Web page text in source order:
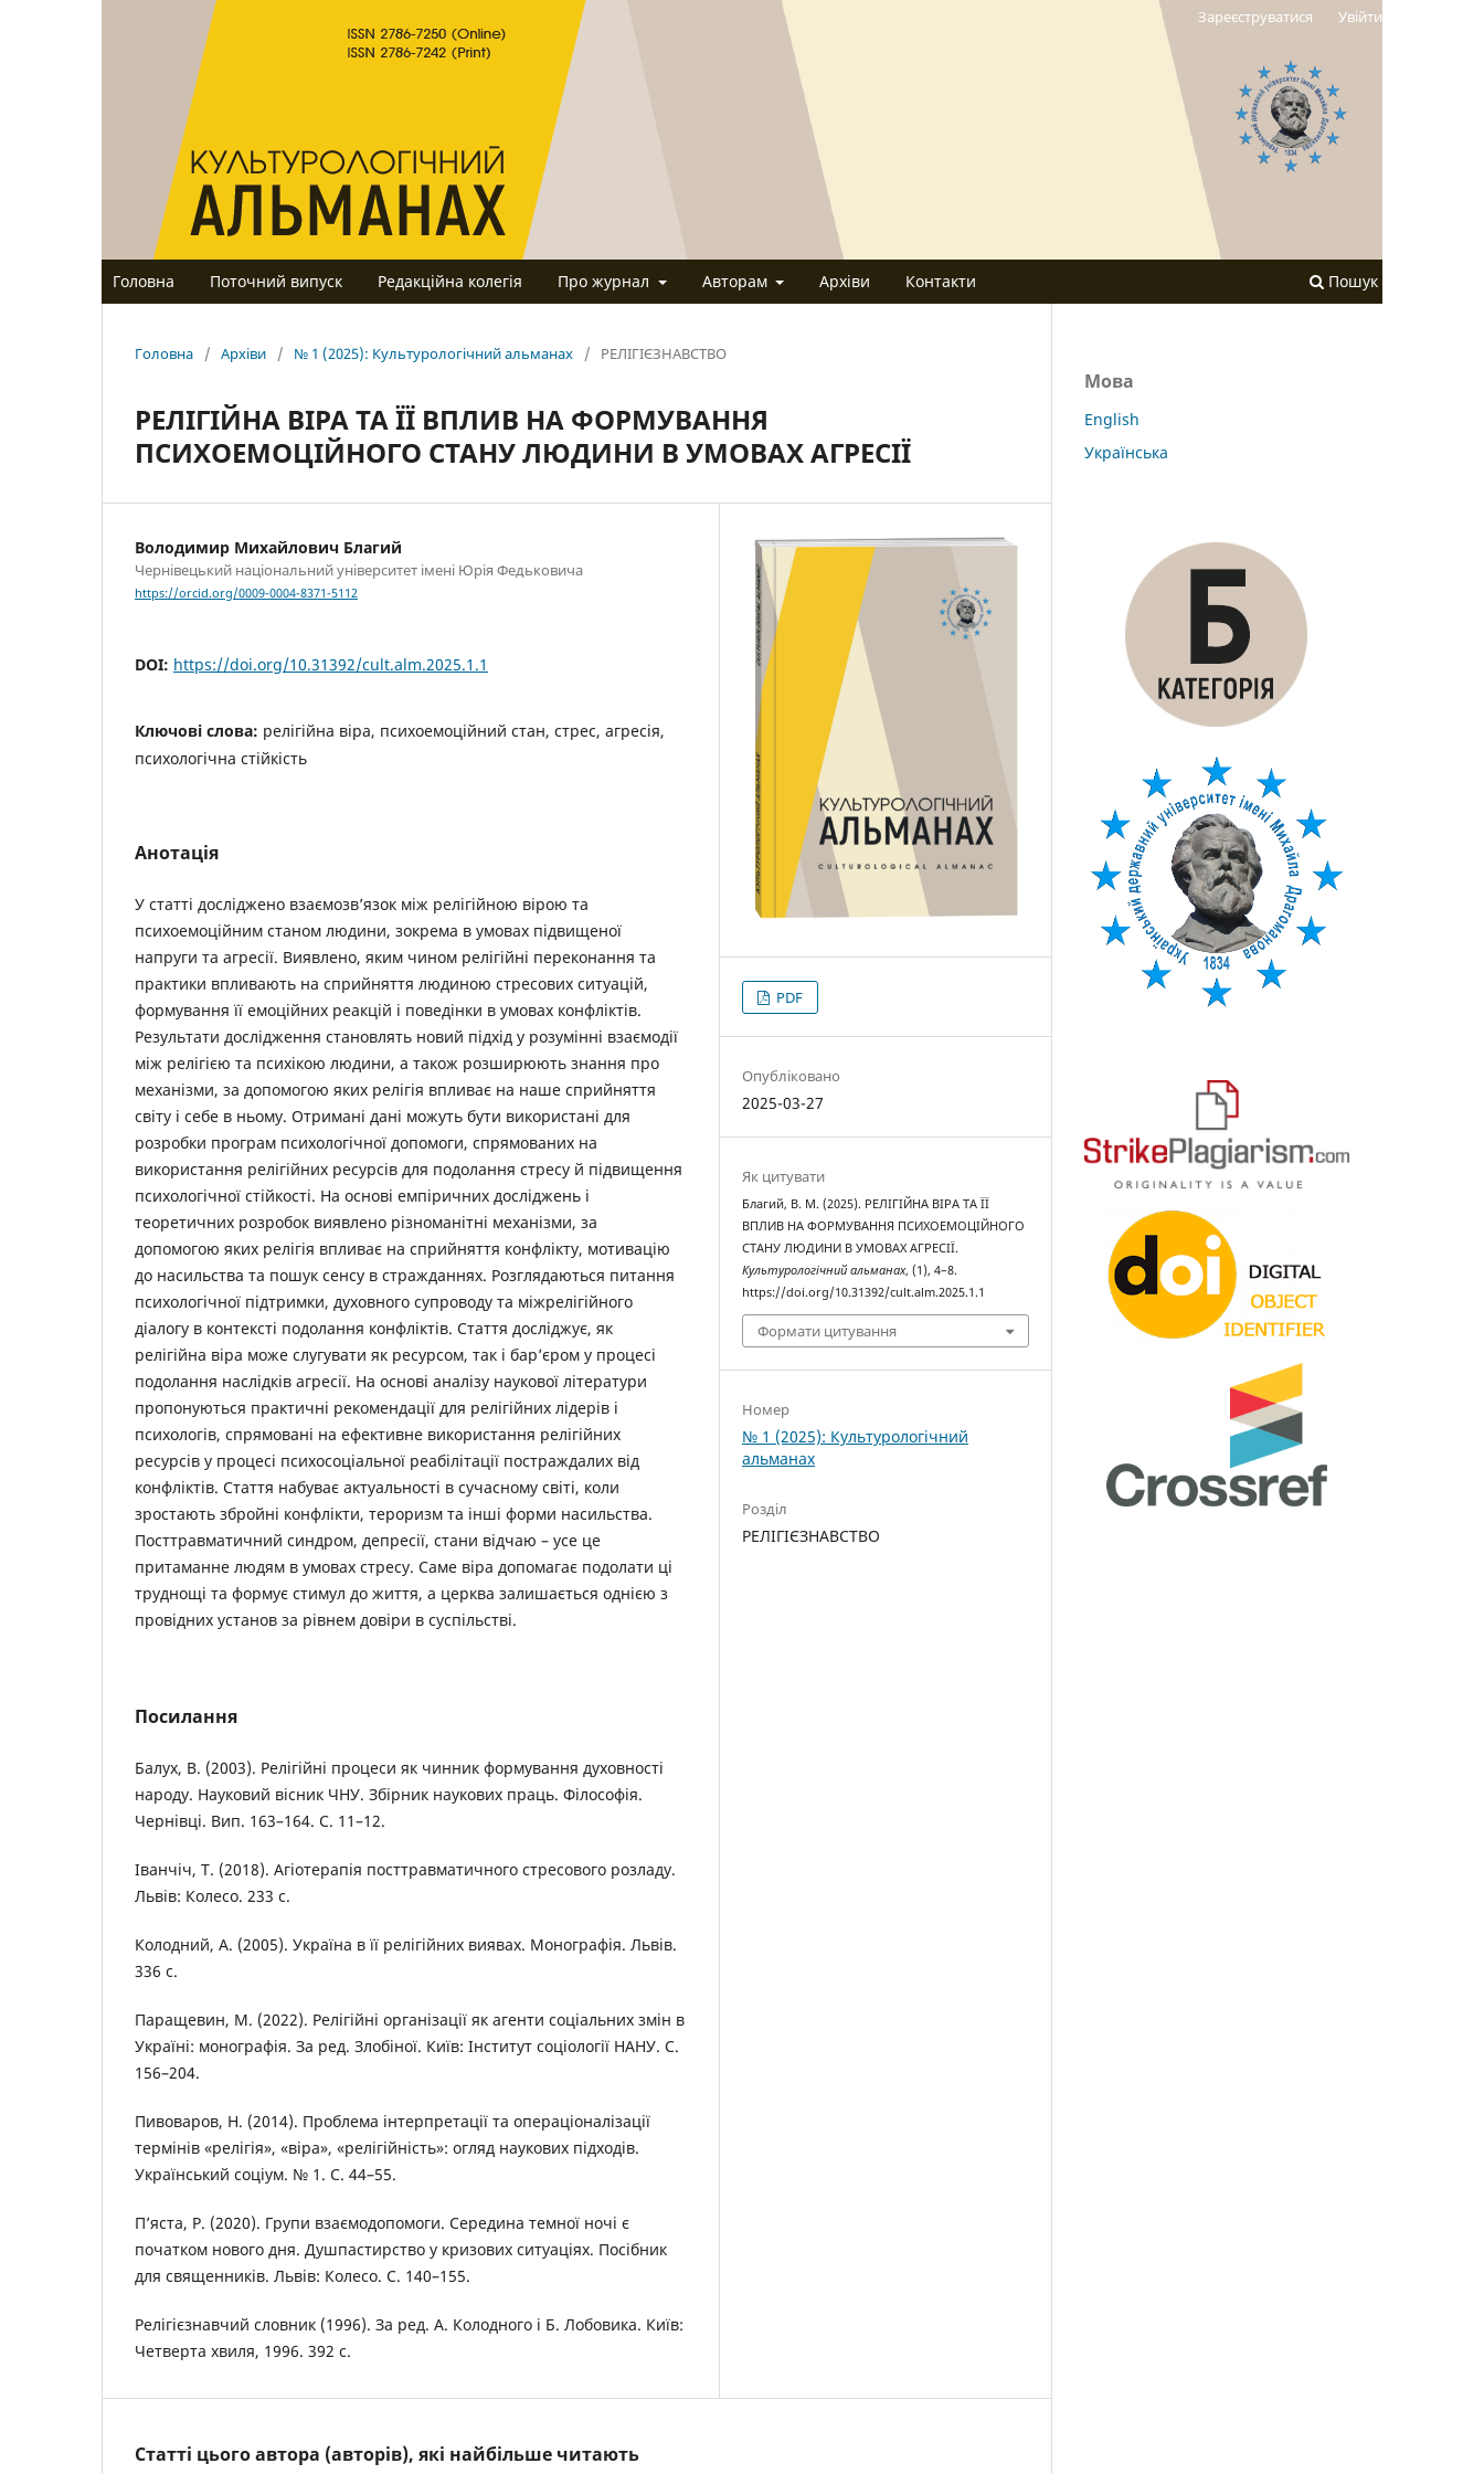
Головна Поточний випуск Редакційна колегія Про журнал Авторам Архіви Контакти Пошук
Зареєструватися Увійти
Головна / Архіви / № 1 (2025): Культурологічний альманах / РЕЛІГІЄЗНАВСТВО
РЕЛІГІЙНА ВІРА ТА ЇЇ ВПЛИВ НА ФОРМУВАННЯ
ПСИХОЕМОЦІЙНОГО СТАНУ ЛЮДИНИ В УМОВАХ АГРЕСІЇ
Володимир Михайлович Благий
Чернівецький національний університет імені Юрія Федьковича
https://orcid.org/0009-0004-8371-5112
DOI: https://doi.org/10.31392/cult.alm.2025.1.1
Ключові слова: релігійна віра, психоемоційний стан, стрес, агресія,
психологічна стійкість
Анотація
У статті досліджено взаємозв’язок між релігійною вірою та
психоемоційним станом людини, зокрема в умовах підвищеної
напруги та агресії. Виявлено, яким чином релігійні переконання та
практики впливають на сприйняття людиною стресових ситуацій,
формування її емоційних реакцій і поведінки в умовах конфліктів.
Результати дослідження становлять новий підхід у розумінні взаємодії
між релігією та психікою людини, а також розширюють знання про
механізми, за допомогою яких релігія впливає на наше сприйняття
світу і себе в ньому. Отримані дані можуть бути використані для
розробки програм психологічної допомоги, спрямованих на
використання релігійних ресурсів для подолання стресу й підвищення
психологічної стійкості. На основі емпіричних досліджень і
теоретичних розробок виявлено різноманітні механізми, за
допомогою яких релігія впливає на сприйняття конфлікту, мотивацію
до насильства та пошук сенсу в стражданнях. Розглядаються питання
психологічної підтримки, духовного супроводу та міжрелігійного
діалогу в контексті подолання конфліктів. Стаття досліджує, як
релігійна віра може слугувати як ресурсом, так і бар’єром у процесі
подолання наслідків агресії. На основі аналізу наукової літератури
пропонуються практичні рекомендації для релігійних лідерів і
психологів, спрямовані на ефективне використання релігійних
ресурсів у процесі психосоціальної реабілітації постраждалих від
конфліктів. Стаття набуває актуальності в сучасному світі, коли
зростають збройні конфлікти, тероризм та інші форми насильства.
Посттравматичний синдром, депресії, стани відчаю – усе це
притаманне людям в умовах стресу. Саме віра допомагає подолати ці
труднощі та формує стимул до життя, а церква залишається однією з
провідних установ за рівнем довіри в суспільстві.
Посилання
Балух, В. (2003). Релігійні процеси як чинник формування духовності
народу. Науковий вісник ЧНУ. Збірник наукових праць. Філософія.
Чернівці. Вип. 163–164. С. 11–12.
Іванчіч, Т. (2018). Агіотерапія посттравматичного стресового розладу.
Львів: Колесо. 233 с.
Колодний, А. (2005). Україна в її релігійних виявах. Монографія. Львів.
336 с.
Паращевин, М. (2022). Релігійні організації як агенти соціальних змін в
Україні: монографія. За ред. Злобіної. Київ: Інститут соціології НАНУ. С.
156–204.
Пивоваров, Н. (2014). Проблема інтерпретації та операціоналізації
термінів «релігія», «віра», «релігійність»: огляд наукових підходів.
Український соціум. № 1. С. 44–55.
П’яста, Р. (2020). Групи взаємодопомоги. Середина темної ночі є
початком нового дня. Душпастирство у кризових ситуаціях. Посібник
для священників. Львів: Колесо. С. 140–155.
Релігієзнавчий словник (1996). За ред. А. Колодного і Б. Лобовика. Київ:
Четверта хвиля, 1996. 392 с.
PDF
Опубліковано
2025-03-27
Як цитувати
Благий, В. М. (2025). РЕЛІГІЙНА ВІРА ТА ЇЇ
ВПЛИВ НА ФОРМУВАННЯ ПСИХОЕМОЦІЙНОГО
СТАНУ ЛЮДИНИ В УМОВАХ АГРЕСІЇ.
Культурологічний альманах, (1), 4–8.
https://doi.org/10.31392/cult.alm.2025.1.1
Формати цитування
Номер
№ 1 (2025): Культурологічний
альманах
Розділ
РЕЛІГІЄЗНАВСТВО
Статті цього автора (авторів), які найбільше читають
Мова
English
Українська